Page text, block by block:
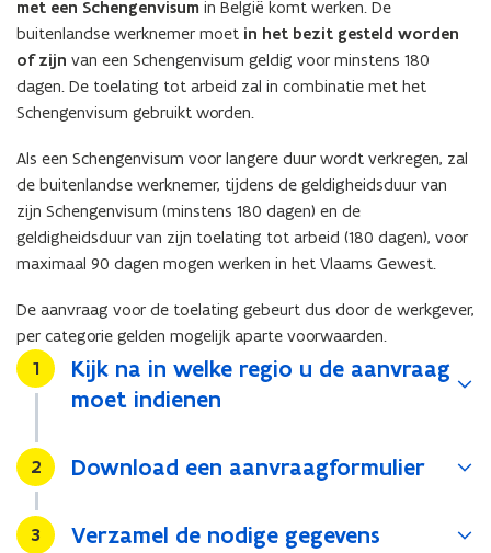
met een Schengenvisum in België komt werken. De
buitenlandse werknemer moet in het bezit gesteld worden
of zijn van een Schengenvisum geldig voor minstens 180
dagen. De toelating tot arbeid zal in combinatie met het
Schengenvisum gebruikt worden.
Als een Schengenvisum voor langere duur wordt verkregen, zal
de buitenlandse werknemer, tijdens de geldigheidsduur van
zijn Schengenvisum (minstens 180 dagen) en de
geldigheidsduur van zijn toelating tot arbeid (180 dagen), voor
maximaal 90 dagen mogen werken in het Vlaams Gewest.
De aanvraag voor de toelating gebeurt dus door de werkgever,
per categorie gelden mogelijk aparte voorwaarden.
Stap
1
Kijk na in welke regio u de aanvraag
moet indienen
Stap
2 Download een aanvraagformulier
Stap
3 Verzamel de nodige gegevens